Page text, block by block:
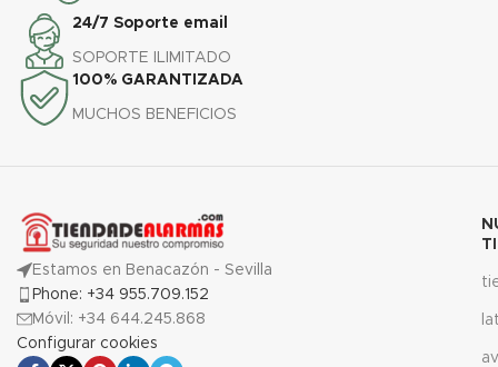
24/7 Soporte email
SOPORTE ILIMITADO
100% GARANTIZADA
MUCHOS BENEFICIOS
Estamos en Benacazón - Sevilla
Phone: +34 955.709.152
Móvil: +34 644.245.868
Configurar cookies